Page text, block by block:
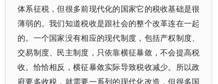
体系征税，但很多前现代化的国家它的税收基础是很
薄弱的。我们知道税收是跟社会的整个改革连在一起
的。一个国家没有相应的现代制度，包括产权制度、
交易制度、民主制度，只依靠横征暴敛，不会提高税
收。恰恰相反，横征暴敛实际导致税收减少。所以政
府要多收税，就需要一系列的现代化改造，但很多国